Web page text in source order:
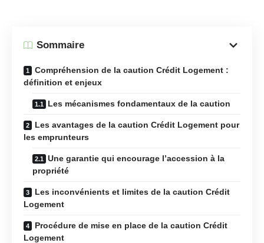
Sommaire
Compréhension de la caution Crédit Logement :
définition et enjeux
Les mécanismes fondamentaux de la caution
Les avantages de la caution Crédit Logement pour
les emprunteurs
Une garantie qui encourage l’accession à la
propriété
Les inconvénients et limites de la caution Crédit
Logement
Procédure de mise en place de la caution Crédit
Logement